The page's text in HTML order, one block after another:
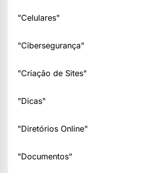
"Celulares"
"Cibersegurança"
"Criação de Sites"
"Dicas"
"Diretórios Online"
"Documentos"